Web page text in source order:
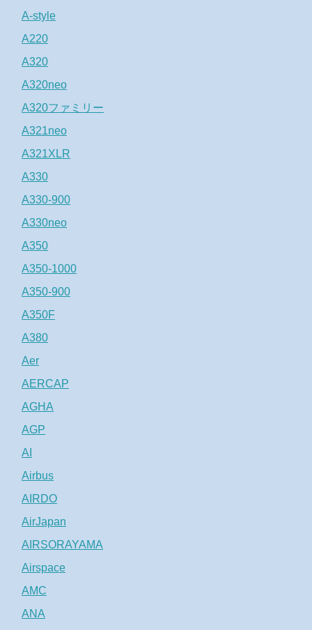
A-style
A220
A320
A320neo
A320ファミリー
A321neo
A321XLR
A330
A330-900
A330neo
A350
A350-1000
A350-900
A350F
A380
Aer
AERCAP
AGHA
AGP
AI
Airbus
AIRDO
AirJapan
AIRSORAYAMA
Airspace
AMC
ANA